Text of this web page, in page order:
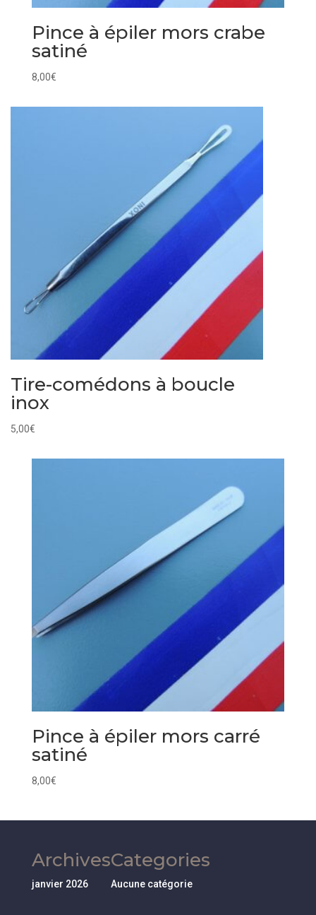
Pince à épiler mors crabe
satiné
8,00€
Tire-comédons à boucle
inox
5,00€
Pince à épiler mors carré
satiné
8,00€
Archives
janvier 2026
Categories
Aucune catégorie